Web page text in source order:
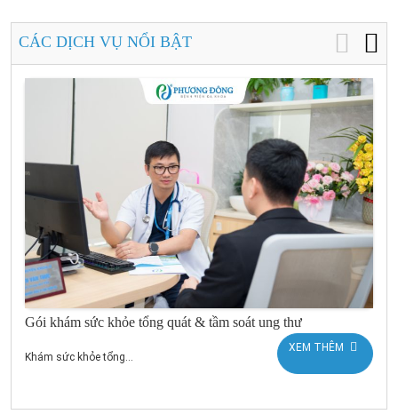
CÁC DỊCH VỤ NỔI BẬT
Gói khám sức khỏe tổng quát & tầm soát ung thư
Khám sức khỏe tổng...
XEM THÊM